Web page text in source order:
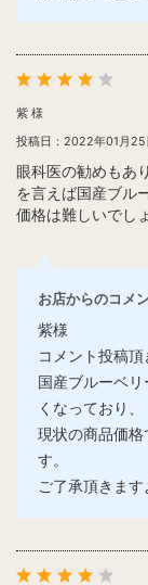
紫 様
投稿日：2022年01月25
眼科医の勧めもあ
を言えば国産ブル
価格は難しいでし
お店からのコメ
紫様
コメント投稿
国産ブルーベ
くなっており、
現状の商品価格
す。
ご了承頂きます